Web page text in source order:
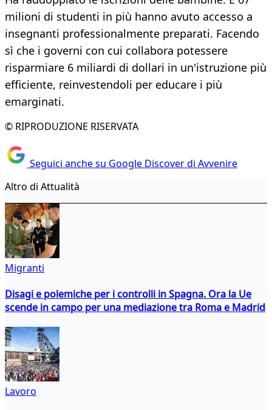
milioni di studenti in più hanno avuto accesso a
insegnanti professionalmente preparati. Facendo
sì che i governi con cui collabora potessere
risparmiare 6 miliardi di dollari in un'istruzione più
efficiente, reinvestendoli per educare i più
emarginati.
© RIPRODUZIONE RISERVATA
Seguici anche su Google Discover di Avvenire
Altro di Attualità
Migranti
Disagi e polemiche per i controlli in Spagna. Ora la Ue
scende in campo per una mediazione tra Roma e Madrid
Lavoro